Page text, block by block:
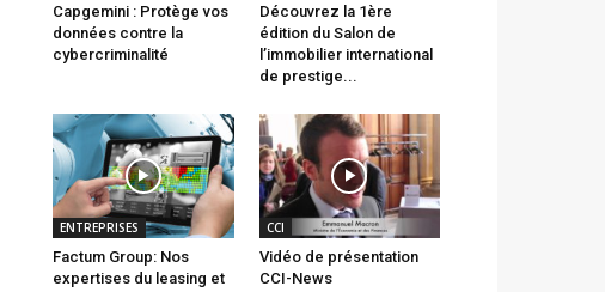
Capgemini : Protège vos
données contre la
cybercriminalité
Découvrez la 1ère
édition du Salon de
l’immobilier international
de prestige...
ENTREPRISES
Factum Group: Nos
expertises du leasing et
CCI
Vidéo de présentation
CCI-News